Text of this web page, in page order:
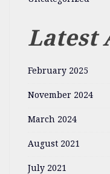
Latest
February 2025
November 2024
March 2024
August 2021
July 2021